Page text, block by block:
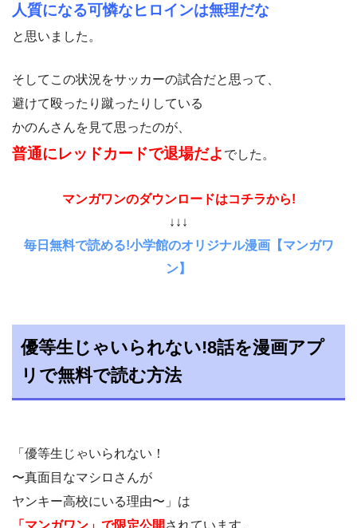
人質になる可憐なヒロインは無理だな
と思いました。
そしてこの状況をサッカーの試合だと思って、
避けて殴ったり蹴ったりしている
かのんさんを見て思ったのが、
普通にレッドカードで退場だよ でした。
マンガワンのダウンロードはコチラから!
↓↓↓
毎日無料で読める!小学館のオリジナル漫画【マンガワ
ン】
優等生じゃいられない!8話を漫画アプ
リで無料で読む方法
「優等生じゃいられない！
〜真面目なマシロさんが
ヤンキー高校にいる理由〜」は